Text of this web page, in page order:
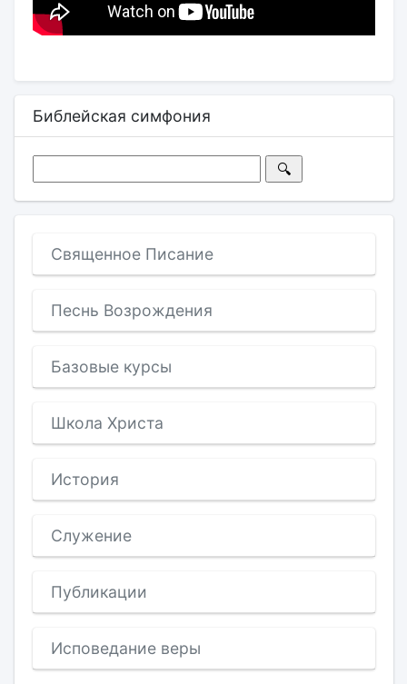
Библейская симфония
Священное Писание
Песнь Возрождения
Базовые курсы
Школа Христа
История
Служение
Публикации
Исповедание веры